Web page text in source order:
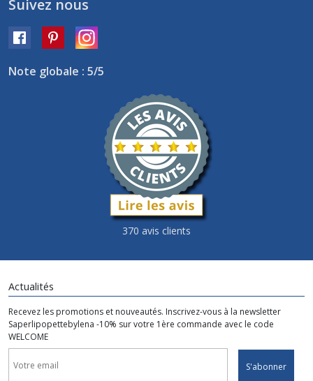
Suivez nous
Note globale : 5/5
370 avis clients
Actualités
Recevez les promotions et nouveautés. Inscrivez-vous à la newsletter
Saperlipopettebylena -10% sur votre 1ère commande avec le code
WELCOME
S'abonner